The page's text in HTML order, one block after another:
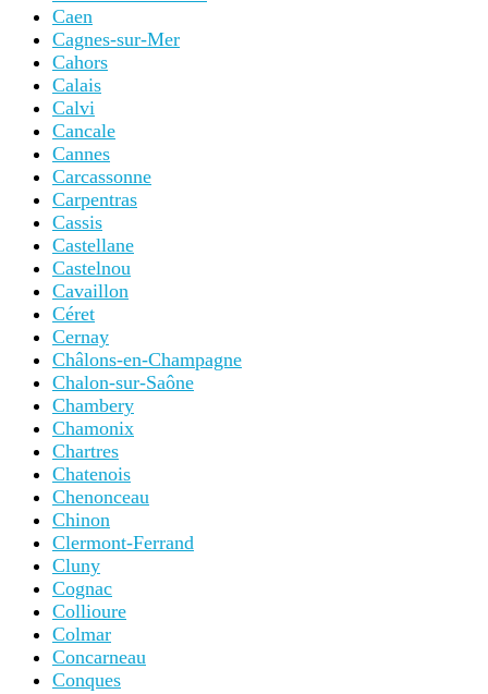
Caen
Cagnes-sur-Mer
Cahors
Calais
Calvi
Cancale
Cannes
Carcassonne
Carpentras
Cassis
Castellane
Castelnou
Cavaillon
Céret
Cernay
Châlons-en-Champagne
Chalon-sur-Saône
Chambery
Chamonix
Chartres
Chatenois
Chenonceau
Chinon
Clermont-Ferrand
Cluny
Cognac
Collioure
Colmar
Concarneau
Conques